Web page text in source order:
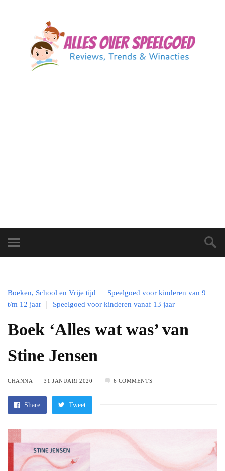
Boeken, School en Vrije tijd
Speelgoed voor kinderen van 9
t/m 12 jaar
Speelgoed voor kinderen vanaf 13 jaar
Boek ‘Alles wat was’ van
Stine Jensen
CHANNA 31 JANUARI 2020 6 COMMENTS
Share Tweet